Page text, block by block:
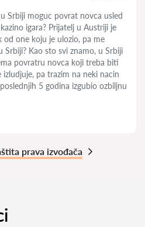
Srbiji moguc povrat novca usled
igara? Prijatelj u Austriji je
one koju je ulozio, pa me
Srbiji? Kao sto svi znamo, u Srbiji
povratru novca koji treba biti
pa trazim na neki nacin
5 godina izgubio ozbiljnu
prava izvođača